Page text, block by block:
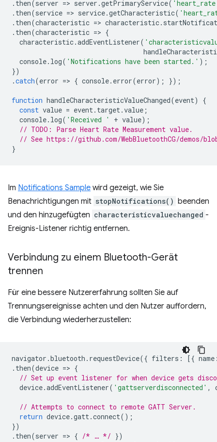
. then(server => server .getPrimaryService(
. then(service => service.getCharacteristic(
. then(characteristic => characteristic.
. then(characteristic => {
characteristic.addEventListener(
console. log( 'Notifications have been started.' );
})
.catch(error => { console. error(error); });
function handleCharacteristicValueChanged(event)
{
const value = event. target.value ;
console. log( 'Received ' + value);
// TODO: Parse Heart Rate Measurement value.
// See https://github.com/WebBluetoothCG/demos/
}
Im Notifications Sample wird gezeigt, wie Sie
Benachrichtigungen mit stopNotifications() beenden
und den hinzugefügten characteristicvaluechanged -
Ereignis-Listener richtig entfernen.
Verbindung zu einem Bluetooth-Gerät
trennen
Für eine bessere Nutzererfahrung sollten Sie auf
Trennungsereignisse achten und den Nutzer auffordern,
die Verbindung wiederherzustellen:
navigator .bluetooth . requestDevice({ filters : [{ name
. then(device => {
// Set up event listener for when device gets
device.addEventListener( 'gattserverdisconnected' ,
// Attempts to connect to remote GATT Server.
return device.gatt.connect();
})
. then(server => { /* … */ })